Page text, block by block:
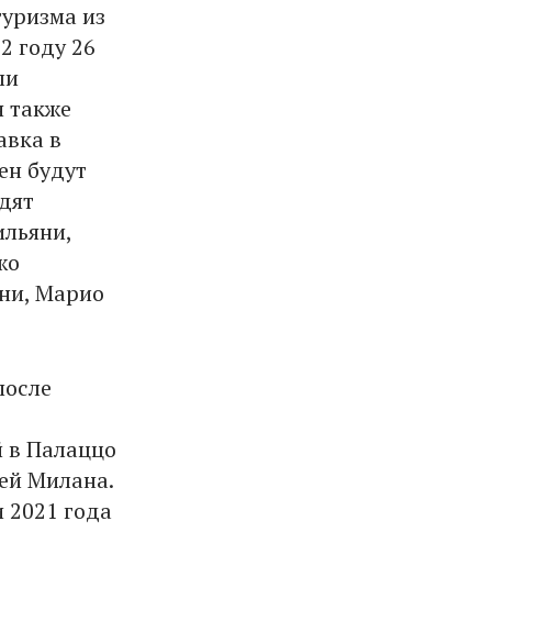
из
году 26
также
в
будут
Марио
в Палаццо
Милана.
года